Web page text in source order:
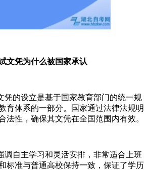
凭为什么被国家承认
的设立是基于国家教育部门的统一规
育体系的一部分。国家通过法律法规明
法性，确保其文凭在全国范围内有效。
自主学习和灵活安排，非常适合上班
标准与普通高校保持一致，保证了学历